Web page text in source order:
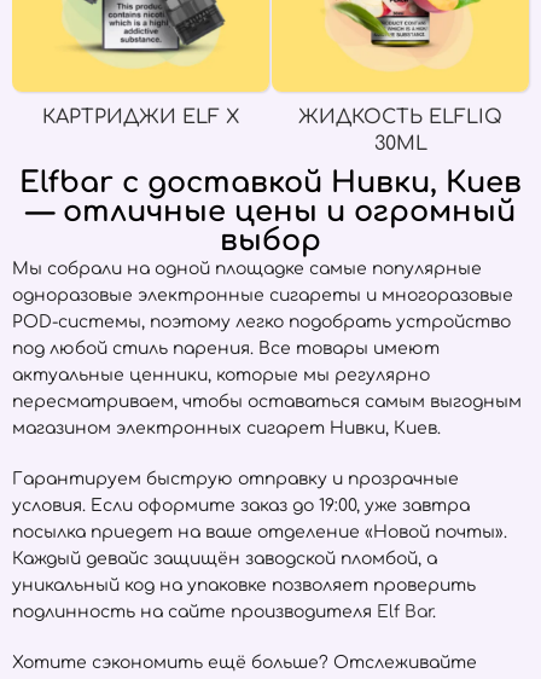
КАРТРИДЖИ ELF X
ЖИДКОСТЬ ELFLIQ
30ML
Elfbar с доставкой Нивки, Киев
— отличные цены и огромный
выбор
Мы собрали на одной площадке самые популярные
одноразовые электронные сигареты и многоразовые
POD-системы, поэтому легко подобрать устройство
под любой стиль парения. Все товары имеют
актуальные ценники, которые мы регулярно
пересматриваем, чтобы оставаться самым выгодным
магазином электронных сигарет Нивки, Киев.
Гарантируем быструю отправку и прозрачные
условия. Если оформите заказ до 19:00, уже завтра
посылка приедет на ваше отделение «Новой почты».
Каждый девайс защищён заводской пломбой, а
уникальный код на упаковке позволяет проверить
подлинность на сайте производителя Elf Bar.
Хотите сэкономить ещё больше? Отслеживайте